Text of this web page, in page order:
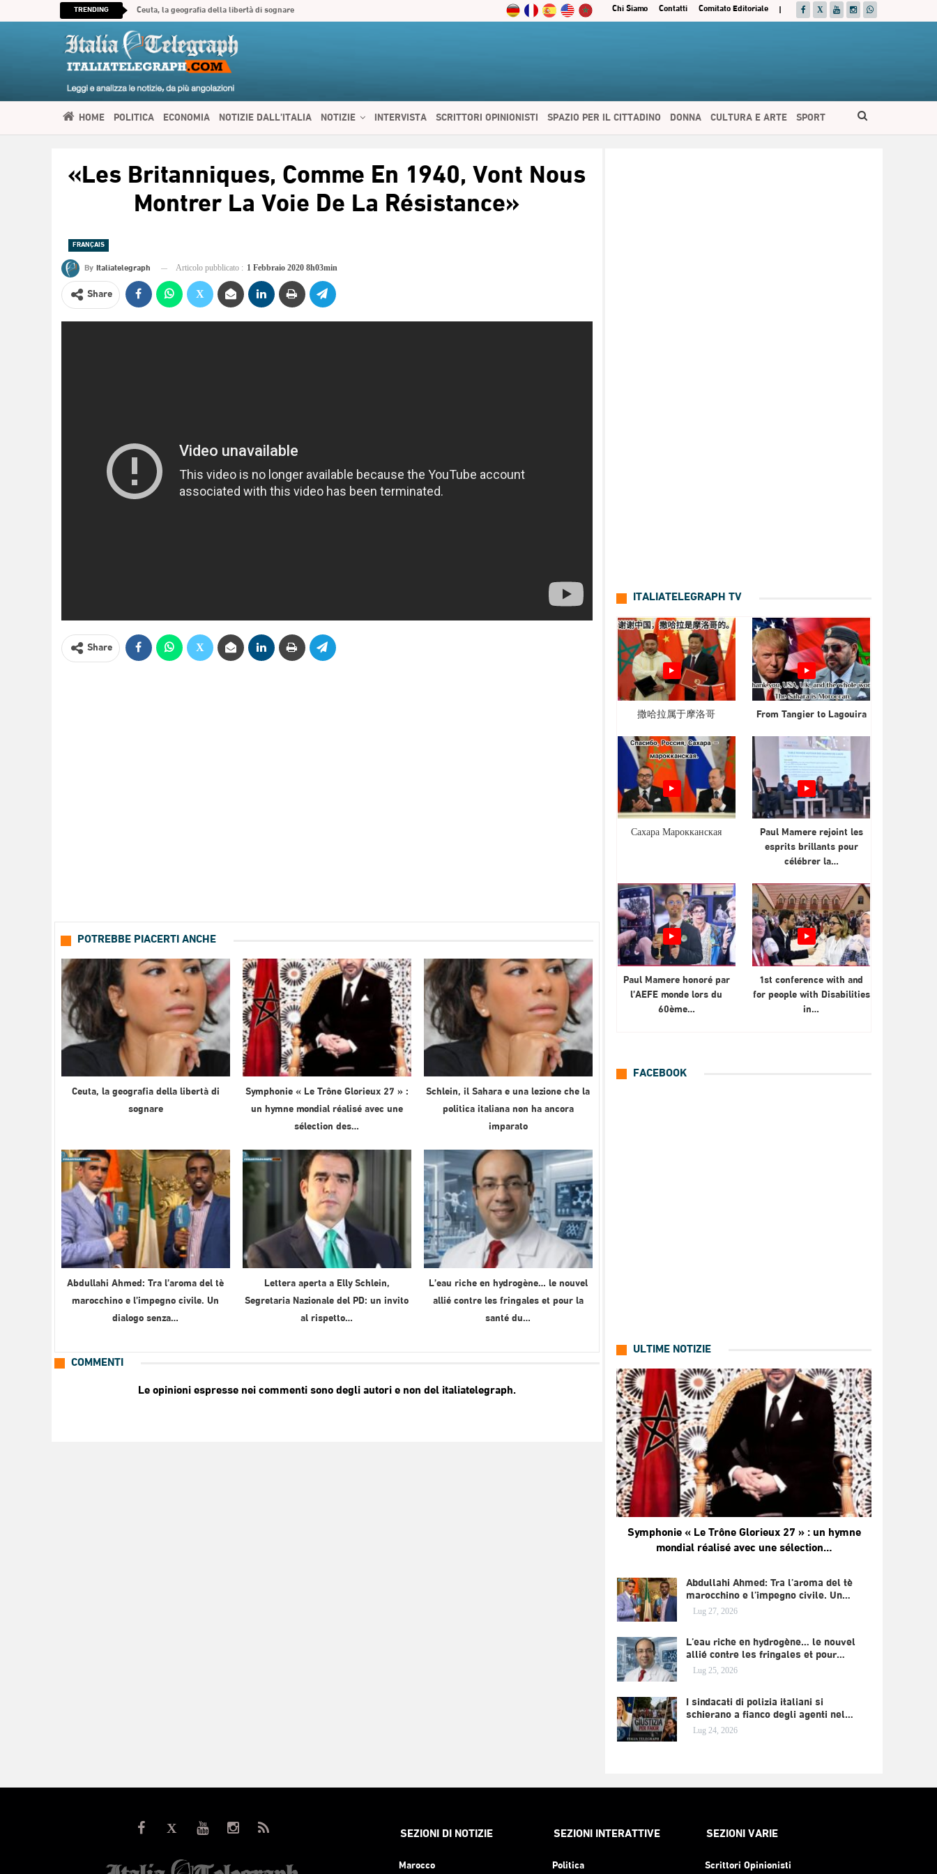
|
Comitato Editoriale
Contatti
Chi Siamo
TRENDING Ceuta, la geografia della libertà di sognare
HOME POLITICA ECONOMIA NOTIZIE DALL’ITALIA NOTIZIE INTERVISTA SCRITTORI OPINIONISTI SPAZIO PER IL CITTADINO DONNA CULTURA E ARTE SPORT
العربية
«Les Britanniques, Comme En 1940, Vont Nous
Montrer La Voie De La Résistance»
FRANÇAIS
By Italiatelegraph Articolo pubblicato : 1 Febbraio 2020 8h03min
Share
Share
POTREBBE PIACERTI ANCHE
Ceuta, la geografia della libertà di
sognare
Symphonie « Le Trône Glorieux 27 » :
un hymne mondial réalisé avec une
sélection des…
Schlein, il Sahara e una lezione che la
politica italiana non ha ancora
imparato
Abdullahi Ahmed: Tra l’aroma del tè
marocchino e l’impegno civile. Un
dialogo senza…
Lettera aperta a Elly Schlein,
Segretaria Nazionale del PD: un invito
al rispetto…
L’eau riche en hydrogène… le nouvel
allié contre les fringales et pour la
santé du…
COMMENTI
Le opinioni espresse nei commenti sono degli autori e non del italiatelegraph.
ITALIATELEGRAPH TV
撒哈拉属于摩洛哥 From Tangier to Lagouira
Сахара Марокканская
Paul Mamere rejoint les
esprits brillants pour
célébrer la…
Paul Mamere honoré par
l’AEFE monde lors du
60ème…
1st conference with and
for people with Disabilities
in…
FACEBOOK
ULTIME NOTIZIE
Symphonie « Le Trône Glorieux 27 » : un hymne
mondial réalisé avec une sélection…
Abdullahi Ahmed: Tra l’aroma del tè
marocchino e l’impegno civile. Un…
Lug 27, 2026
L’eau riche en hydrogène… le nouvel
allié contre les fringales et pour…
Lug 25, 2026
I sindacati di polizia italiani si
schierano a fianco degli agenti nel…
Lug 24, 2026
SEZIONI DI NOTIZIE
Marocco
SEZIONI INTERATTIVE
Politica
SEZIONI VARIE
Scrittori Opinionisti